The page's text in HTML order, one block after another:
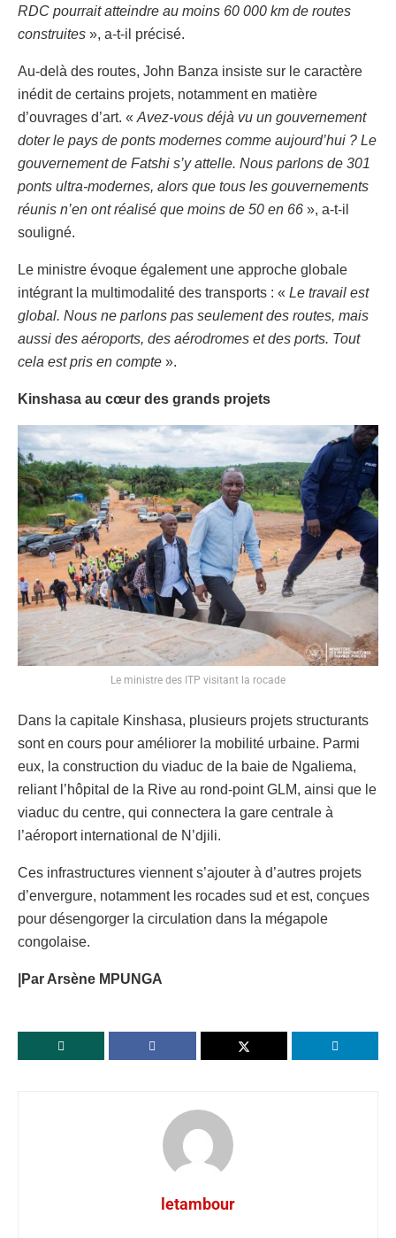
RDC pourrait atteindre au moins 60 000 km de routes
construites », a-t-il précisé.
Au-delà des routes, John Banza insiste sur le caractère
inédit de certains projets, notamment en matière
d’ouvrages d’art. « Avez-vous déjà vu un gouvernement
doter le pays de ponts modernes comme aujourd’hui ? Le
gouvernement de Fatshi s’y attelle. Nous parlons de 301
ponts ultra-modernes, alors que tous les gouvernements
réunis n’en ont réalisé que moins de 50 en 66 », a-t-il
souligné.
Le ministre évoque également une approche globale
intégrant la multimodalité des transports : « Le travail est
global. Nous ne parlons pas seulement des routes, mais
aussi des aéroports, des aérodromes et des ports. Tout
cela est pris en compte ».
Kinshasa au cœur des grands projets
Le ministre des ITP visitant la rocade
Dans la capitale Kinshasa, plusieurs projets structurants
sont en cours pour améliorer la mobilité urbaine. Parmi
eux, la construction du viaduc de la baie de Ngaliema,
reliant l’hôpital de la Rive au rond-point GLM, ainsi que le
viaduc du centre, qui connectera la gare centrale à
l’aéroport international de N’djili.
Ces infrastructures viennent s’ajouter à d’autres projets
d’envergure, notamment les rocades sud et est, conçues
pour désengorger la circulation dans la mégapole
congolaise.
|Par Arsène MPUNGA
letambour